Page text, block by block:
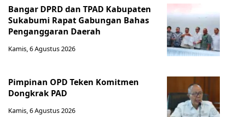
Bangar DPRD dan TPAD Kabupaten
Sukabumi Rapat Gabungan Bahas
Penganggaran Daerah
Kamis, 6 Agustus 2026
Pimpinan OPD Teken Komitmen
Dongkrak PAD
Kamis, 6 Agustus 2026